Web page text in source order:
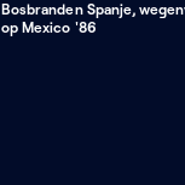
Bosbranden Spanje,
op Mexico '86